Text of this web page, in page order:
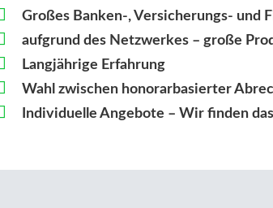
Großes Banken-, Versicherungs- und
aufgrund des Netzwerkes – große
Langjährige Erfahrung
Wahl zwischen honorarbasierter
Individuelle Angebote – Wir finden